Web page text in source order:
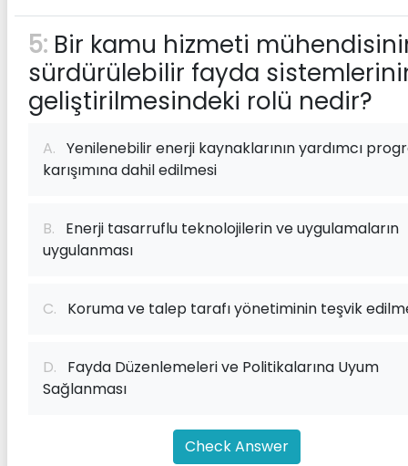
5: Bir kamu hizmeti
sürdürülebilir fayda
geliştirilmesindeki rolü nedir?
A. Yenilenebilir enerji kaynaklarının yardımcı
karışımına dahil edilmesi
B. Enerji tasarruflu teknolojilerin ve uygulamaların
uygulanması
C. Koruma ve talep tarafı yönetiminin teşvik
D. Fayda Düzenlemeleri ve Politikalarına Uyum
Sağlanması
Check Answer